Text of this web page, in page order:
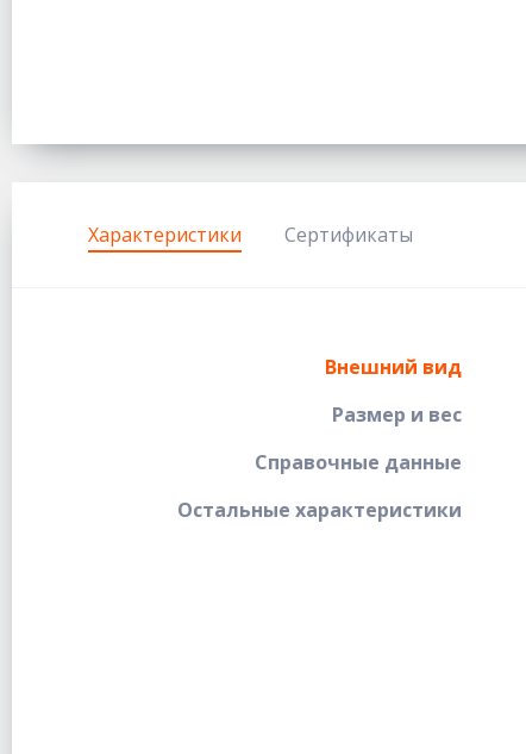
Характеристики Сертификаты
Внешний вид
Размер и вес
Справочные данные
Остальные характеристики